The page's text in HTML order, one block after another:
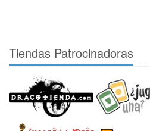
Tiendas Patrocinadoras